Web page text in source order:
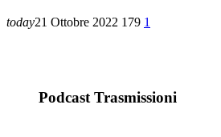
today21 Ottobre 2022 179 1
Podcast Trasmissioni